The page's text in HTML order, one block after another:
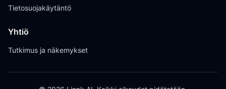
Tietosuojakäytäntö
Yhtiö
Tutkimus ja näkemykset